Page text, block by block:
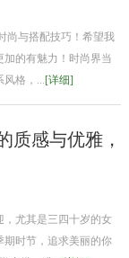
尚与搭配技巧！希望我
的有魅力！时尚界当
风格，...[详细]
质感与优雅，
，尤其是三四十岁的女
期时节，追求美丽的你